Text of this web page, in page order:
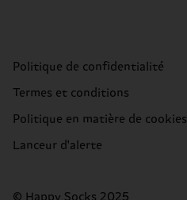
Politique de confidentialité
Termes et conditions
Politique en matière de cookies
Lanceur d'alerte